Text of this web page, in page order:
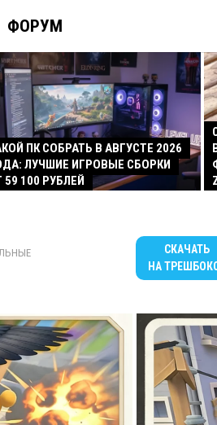
ФОРУМ
ПК СОБРАТЬ В АВГУСТЕ 2026
ЛУЧШИЕ ИГРОВЫЕ СБОРКИ
59 100 РУБЛЕЙ
СКАЧАТЬ
НА